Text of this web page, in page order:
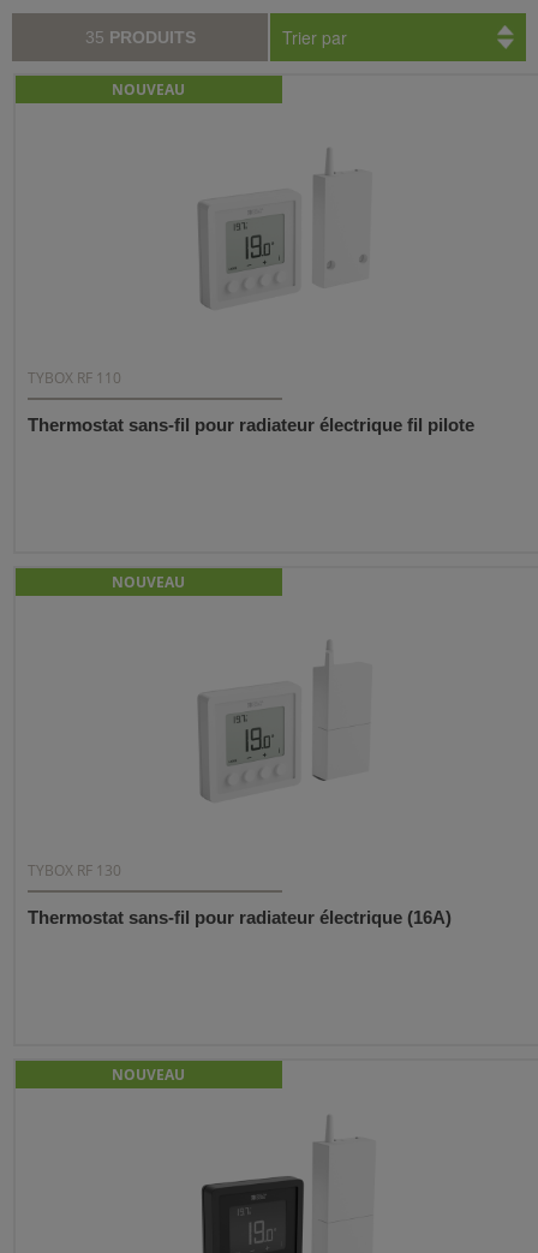
35 PRODUITS Trier par
NOUVEAU
TYBOX RF 110
Thermostat sans-fil pour radiateur électrique fil pilote
NOUVEAU
TYBOX RF 130
Thermostat sans-fil pour radiateur électrique (16A)
NOUVEAU